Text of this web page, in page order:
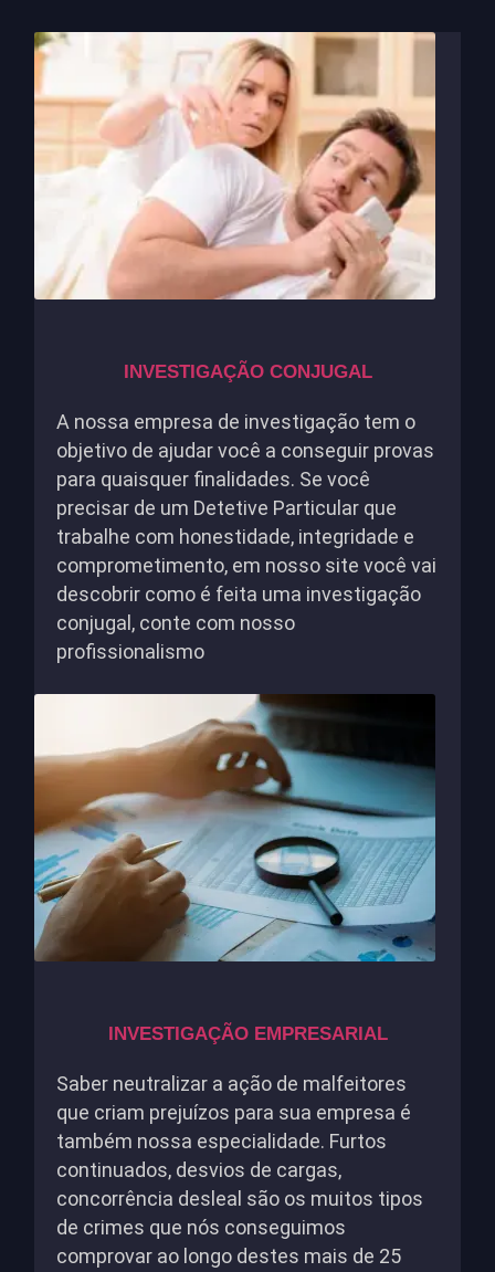
INVESTIGAÇÃO CONJUGAL
A nossa empresa de investigação tem o
objetivo de ajudar você a conseguir provas
para quaisquer finalidades. Se você
precisar de um Detetive Particular que
trabalhe com honestidade, integridade e
comprometimento, em nosso site você vai
descobrir como é feita uma investigação
conjugal, conte com nosso
profissionalismo
INVESTIGAÇÃO EMPRESARIAL
Saber neutralizar a ação de malfeitores
que criam prejuízos para sua empresa é
também nossa especialidade. Furtos
continuados, desvios de cargas,
concorrência desleal são os muitos tipos
de crimes que nós conseguimos
comprovar ao longo destes mais de 25